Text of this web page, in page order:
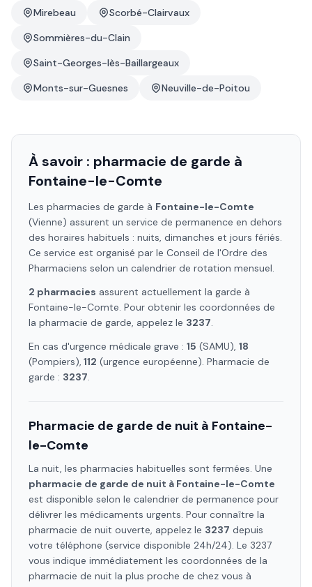
Mirebeau
Scorbé-Clairvaux
Sommières-du-Clain
Saint-Georges-lès-Baillargeaux
Monts-sur-Guesnes
Neuville-de-Poitou
À savoir : pharmacie de garde à
Fontaine-le-Comte
Les pharmacies de garde à Fontaine-le-Comte
(Vienne) assurent un service de permanence en dehors
des horaires habituels : nuits, dimanches et jours fériés.
Ce service est organisé par le Conseil de l'Ordre des
Pharmaciens selon un calendrier de rotation mensuel.
2 pharmacies assurent actuellement la garde à
Fontaine-le-Comte. Pour obtenir les coordonnées de
la pharmacie de garde, appelez le 3237.
En cas d'urgence médicale grave : 15 (SAMU), 18
(Pompiers), 112 (urgence européenne). Pharmacie de
garde : 3237.
Pharmacie de garde de nuit à Fontaine-
le-Comte
La nuit, les pharmacies habituelles sont fermées. Une
pharmacie de garde de nuit à Fontaine-le-Comte
est disponible selon le calendrier de permanence pour
délivrer les médicaments urgents. Pour connaître la
pharmacie de nuit ouverte, appelez le 3237 depuis
votre téléphone (service disponible 24h/24). Le 3237
vous indique immédiatement les coordonnées de la
pharmacie de nuit la plus proche de chez vous à